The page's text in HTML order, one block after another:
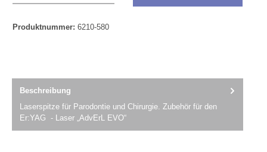
Produktnummer: 6210-580
Beschreibung
Laserspitze für Parodontie und Chirurgie. Zubehör für den
Er:YAG - Laser „AdvErL EVO“